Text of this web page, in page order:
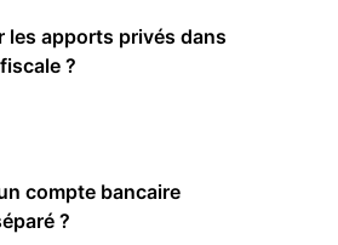
les apports privés dans
?
compte bancaire
?